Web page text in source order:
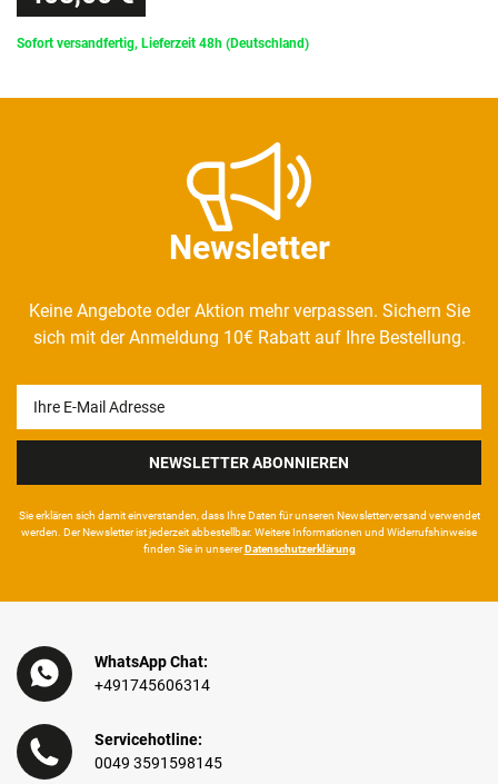
Sofort versandfertig, Lieferzeit 48h (Deutschland)
Newsletter
Keine Angebote oder Aktion mehr verpassen. Sichern Sie
sich mit der Anmeldung 10€ Rabatt auf Ihre Bestellung.
Honig
NEWSLETTER ABONNIEREN
Sie erklären sich damit ein­ver­standen, dass Ihre Da­ten für unseren News­letter­versand ver­wen­det
werden. Der News­letter ist jeder­zeit ab­bestel­lbar. Weitere Infor­mationen und Wider­rufshin­weise
finden Sie in unsererDaten­schutz­erklärung
WhatsApp Chat:
+491745606314
Servicehotline:
0049 3591598145